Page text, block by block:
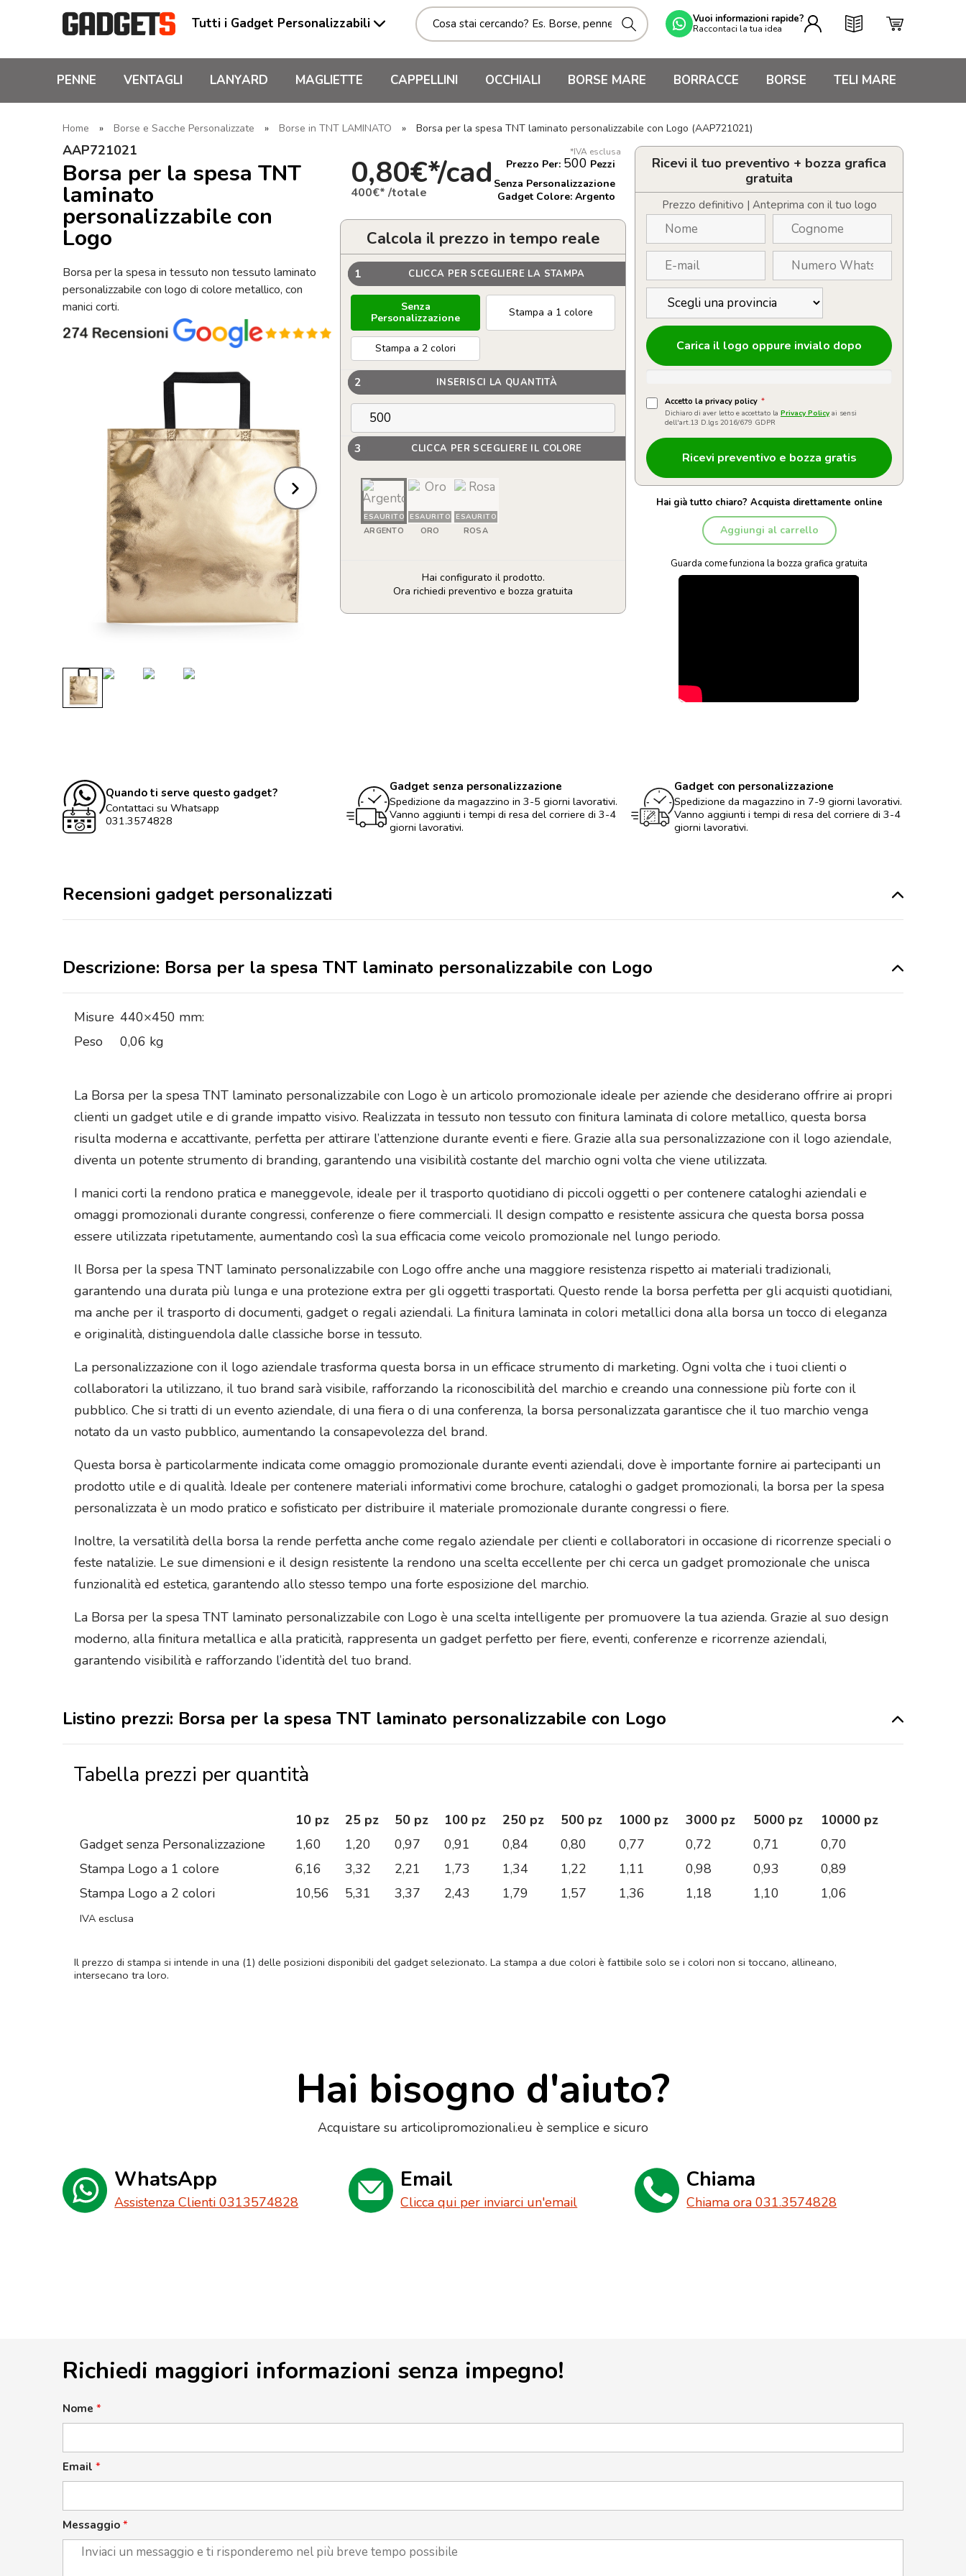
Tutti i Gadget Personalizzabili Vuoi informazioni rapide?
Raccontaci la tua idea
PENNE VENTAGLI LANYARD MAGLIETTE CAPPELLINI OCCHIALI BORSE MARE BORRACCE BORSE TELI MARE
Home » Borse e Sacche Personalizzate » Borse in TNT LAMINATO » Borsa per la spesa TNT laminato personalizzabile con Logo (AAP721021)
AAP721021
Borsa per la spesa TNT
laminato
personalizzabile con
Logo
Borsa per la spesa in tessuto non tessuto laminato
personalizzabile con logo di colore metallico, con
manici corti.
*IVA esclusa
0,80€*/cad
400€* /totale
Prezzo Per: 500 Pezzi
Senza Personalizzazione
Gadget Colore: Argento
Calcola il prezzo in tempo reale
1 CLICCA PER SCEGLIERE LA STAMPA
Senza
Personalizzazione
Stampa a 1 colore
Stampa a 2 colori
2 INSERISCI LA QUANTITÀ
3 CLICCA PER SCEGLIERE IL COLORE
ESAURITO
ARGENTO
ESAURITO
ORO
ESAURITO
ROSA
Hai configurato il prodotto.
Ora richiedi preventivo e bozza gratuita
Borsa
Ricevi il tuo preventivo + bozza grafica
gratuita
Prezzo definitivo | Anteprima con il tuo logo
Carica il logo oppure invialo dopo
Accetto la privacy policy *
Dichiaro di aver letto e accettato la Privacy Policy ai sensi
dell'art.13 D.lgs 2016/679 GDPR
Hai già tutto chiaro? Acquista direttamente online
Aggiungi al carrello
Guarda come funziona la bozza grafica gratuita
Quando ti serve questo gadget?
Contattaci su Whatsapp
031.3574828
Gadget senza personalizzazione
Spedizione da magazzino in 3-5 giorni lavorativi.
Vanno aggiunti i tempi di resa del corriere di 3-4
giorni lavorativi.
Gadget con personalizzazione
Spedizione da magazzino in 7-9 giorni lavorativi.
Vanno aggiunti i tempi di resa del corriere di 3-4
giorni lavorativi.
Recensioni gadget personalizzati
Descrizione: Borsa per la spesa TNT laminato personalizzabile con Logo
Misure 440×450 mm:
Peso
0,06 kg
La Borsa per la spesa TNT laminato personalizzabile con Logo è un articolo promozionale ideale per aziende che desiderano offrire ai propri
clienti un gadget utile e di grande impatto visivo. Realizzata in tessuto non tessuto con finitura laminata di colore metallico, questa borsa
risulta moderna e accattivante, perfetta per attirare l’attenzione durante eventi e fiere. Grazie alla sua personalizzazione con il logo aziendale,
diventa un potente strumento di branding, garantendo una visibilità costante del marchio ogni volta che viene utilizzata.
I manici corti la rendono pratica e maneggevole, ideale per il trasporto quotidiano di piccoli oggetti o per contenere cataloghi aziendali e
omaggi promozionali durante congressi, conferenze o fiere commerciali. Il design compatto e resistente assicura che questa borsa possa
essere utilizzata ripetutamente, aumentando così la sua efficacia come veicolo promozionale nel lungo periodo.
Il Borsa per la spesa TNT laminato personalizzabile con Logo offre anche una maggiore resistenza rispetto ai materiali tradizionali,
garantendo una durata più lunga e una protezione extra per gli oggetti trasportati. Questo rende la borsa perfetta per gli acquisti quotidiani,
ma anche per il trasporto di documenti, gadget o regali aziendali. La finitura laminata in colori metallici dona alla borsa un tocco di eleganza
e originalità, distinguendola dalle classiche borse in tessuto.
La personalizzazione con il logo aziendale trasforma questa borsa in un efficace strumento di marketing. Ogni volta che i tuoi clienti o
collaboratori la utilizzano, il tuo brand sarà visibile, rafforzando la riconoscibilità del marchio e creando una connessione più forte con il
pubblico. Che si tratti di un evento aziendale, di una fiera o di una conferenza, la borsa personalizzata garantisce che il tuo marchio venga
notato da un vasto pubblico, aumentando la consapevolezza del brand.
Questa borsa è particolarmente indicata come omaggio promozionale durante eventi aziendali, dove è importante fornire ai partecipanti un
prodotto utile e di qualità. Ideale per contenere materiali informativi come brochure, cataloghi o gadget promozionali, la borsa per la spesa
personalizzata è un modo pratico e sofisticato per distribuire il materiale promozionale durante congressi o fiere.
Inoltre, la versatilità della borsa la rende perfetta anche come regalo aziendale per clienti e collaboratori in occasione di ricorrenze speciali o
feste natalizie. Le sue dimensioni e il design resistente la rendono una scelta eccellente per chi cerca un gadget promozionale che unisca
funzionalità ed estetica, garantendo allo stesso tempo una forte esposizione del marchio.
La Borsa per la spesa TNT laminato personalizzabile con Logo è una scelta intelligente per promuovere la tua azienda. Grazie al suo design
moderno, alla finitura metallica e alla praticità, rappresenta un gadget perfetto per fiere, eventi, conferenze e ricorrenze aziendali,
garantendo visibilità e rafforzando l’identità del tuo brand.
Listino prezzi: Borsa per la spesa TNT laminato personalizzabile con Logo
Tabella prezzi per quantità
10 pz 25 pz 50 pz 100 pz 250 pz 500 pz 1000 pz 3000 pz 5000 pz
10000 pz
Gadget senza Personalizzazione
1,60 1,20 0,97 0,91 0,84 0,80 0,77 0,72 0,71
0,70
Stampa Logo a 1 colore
6,16 3,32 2,21 1,73 1,34 1,22 1,11 0,98 0,93
0,89
Stampa Logo a 2 colori
10,56 5,31 3,37 2,43 1,79 1,57 1,36 1,18 1,10 1,06
IVA esclusa
Il prezzo di stampa si intende in una (1) delle posizioni disponibili del gadget selezionato. La stampa a due colori è fattibile solo se i colori non si toccano, allineano,
intersecano tra loro.
Hai bisogno d'aiuto?
Acquistare su articolipromozionali.eu è semplice e sicuro
WhatsApp
Assistenza Clienti 0313574828
Email
Clicca qui per inviarci un'email
Chiama
Chiama ora 031.3574828
Richiedi maggiori informazioni senza impegno!
Nome *
Email *
Messaggio *